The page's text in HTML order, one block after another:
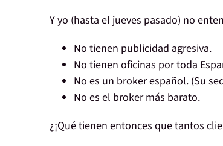
Y yo (hasta el jueves pasado) no
No tienen publicidad agresiva.
No tienen oficinas por toda
No es un broker español. (Su
No es el broker más barato.
¿¡Qué tienen entonces que tantos